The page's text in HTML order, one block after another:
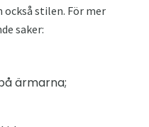
stilen. För mer
saker:
ärmarna;